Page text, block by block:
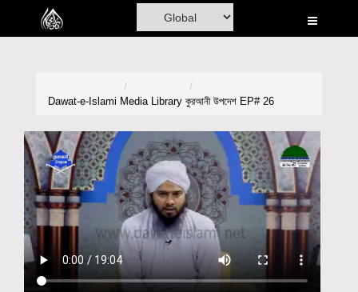
Home
Madani Channel
Volunteer Portal
Rohani Ilaj
Donation
Dawat-e-Islami Media Library কুরআনী উপদেশ EP# 26